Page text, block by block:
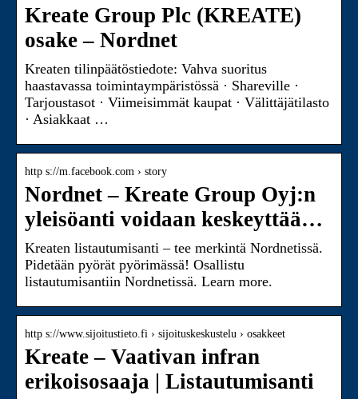
Kreate Group Plc (KREATE)
osake – Nordnet
Kreaten tilinpäätöstiedote: Vahva suoritus
haastavassa toimintaympäristössä · Shareville ·
Tarjoustasot · Viimeisimmät kaupat · Välittäjätilasto
· Asiakkaat …
http s://m.facebook.com › story
Nordnet – Kreate Group Oyj:n
yleisöanti voidaan keskeyttää…
Kreaten listautumisanti – tee merkintä Nordnetissä.
Pidetään pyörät pyörimässä! Osallistu
listautumisantiin Nordnetissä. Learn more.
http s://www.sijoitustieto.fi › sijoituskeskustelu › osakkeet
Kreate – Vaativan infran
erikoisosaaja | Listautumisanti